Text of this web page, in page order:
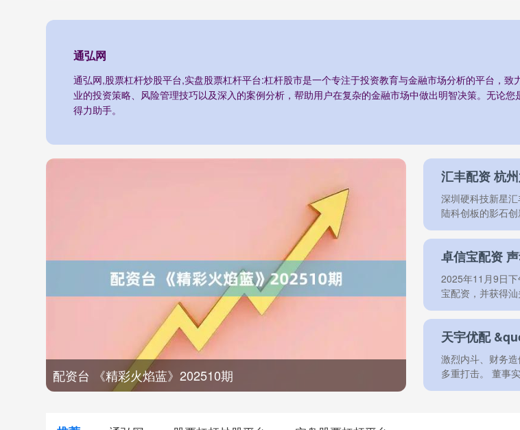
通弘网
通弘网,股票杠杆炒股平台,实盘股票杠杆平台:杠杆股市是一个专注于投资教育与金融市场分析的平台，
业的投资策略、风险管理技巧以及深入的案例分析，帮助用户在复杂的金融市场中做出明智决策。无论
得力助手。
配资台 《精彩火焰蓝》202510期
汇丰配资 杭
深圳硬科技新星
陆科创板的影石
卓信宝配资
2025年11月9日
宝配资，并获得
天宇优配
激烈内斗、财务
多重打击。 董事